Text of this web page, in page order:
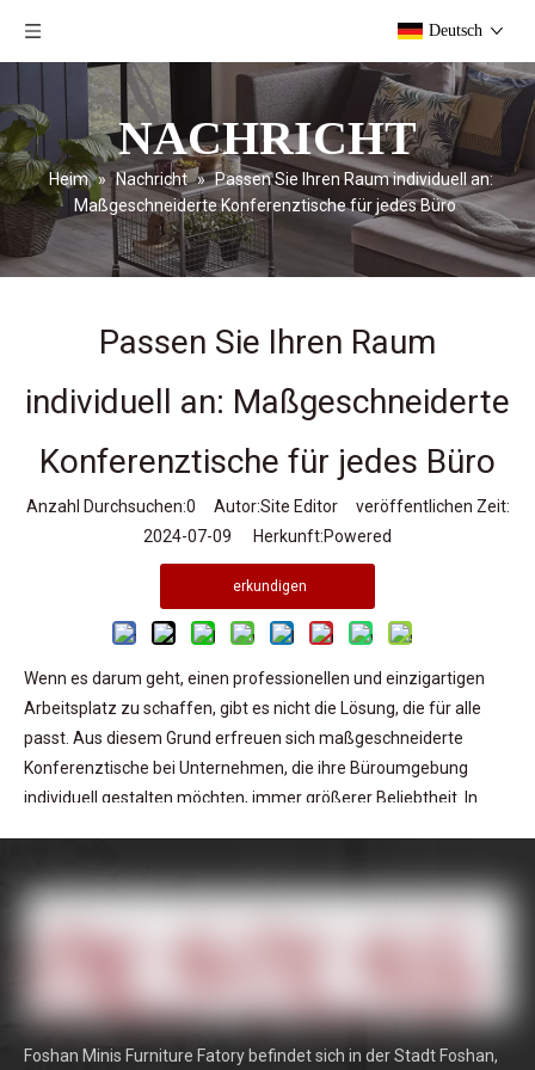
Deutsch
NACHRICHT
Heim » Nachricht » Passen Sie Ihren Raum individuell an:
Maßgeschneiderte Konferenztische für jedes Büro
Passen Sie Ihren Raum
individuell an: Maßgeschneiderte
Konferenztische für jedes Büro
Anzahl Durchsuchen:0 Autor:Site Editor veröffentlichen Zeit:
2024-07-09 Herkunft:Powered
erkundigen
Wenn es darum geht, einen professionellen und einzigartigen
Arbeitsplatz zu schaffen, gibt es nicht die Lösung, die für alle
passt. Aus diesem Grund erfreuen sich maßgeschneiderte
Konferenztische bei Unternehmen, die ihre Büroumgebung
individuell gestalten möchten, immer größerer Beliebtheit. In
Auswahl des perfekten Geräts für Ihr Büro berücksichtigt
funktionalen Anforderungen entspricht, sondern auch die
Markenidentität Ihres Unternehmens widerspiegelt. Darüber
Foshan Minis Furniture Fatory befindet sich in der Stadt Foshan,